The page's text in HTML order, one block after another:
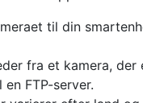
til din
fra et kamera, der
FTP-server.